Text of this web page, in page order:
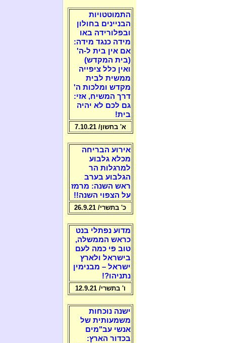
התמוטטויות
הבניינים בחולון
ובפלורידה באו
מידה כנגד מידה:
אם אין בית ל-ה'
(בית המקדש)
ואין כלל ציפייה
ממשית לבית
מקדש ומלכות ה'
דרך המשיח, אזי:
גם לכם לא יהיה
בית!
א' בחשון/ 7.10.21
אירוע הבריחה
מכלא גלבוע
למרגלות הר
הגלבוע בערב
ראש השנה: מרמז
על הצפוי השנה!!
כ' בתשרי/ 26.9.21
מדוע נפתלי בנט
כראש הממשלה,
טוב פי כמה לעם
בישראל ולארץ
ישראל – מבנימין
נתניהו?!
ו' בתשרי/ 12.9.21
ישנה נוכחות
משמעותית של
אנשי עב"מים
בכדור הארץ: